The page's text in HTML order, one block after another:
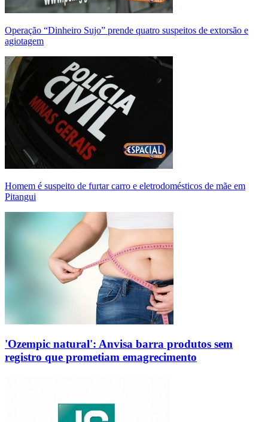
Operação “Dinheiro Sujo” prende quatro suspeitos de extorsão e
agiotagem
Homem é suspeito de furtar carro e eletrodomésticos de mãe em
Pitangui
'Ozempic natural': Anvisa barra produtos sem
registro que prometiam emagrecimento